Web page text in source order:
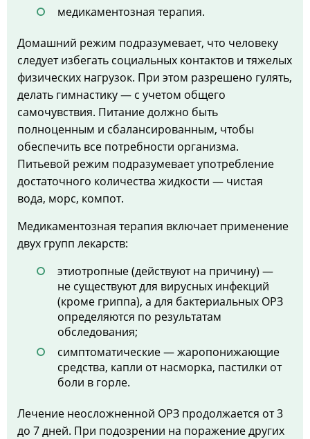
медикаментозная терапия.
Домашний режим подразумевает, что человеку
следует избегать социальных контактов и тяжелых
физических нагрузок. При этом разрешено гулять,
делать гимнастику — с учетом общего
самочувствия. Питание должно быть
полноценным и сбалансированным, чтобы
обеспечить все потребности организма.
Питьевой режим подразумевает употребление
достаточного количества жидкости — чистая
вода, морс, компот.
Медикаментозная терапия включает применение
двух групп лекарств:
этиотропные (действуют на причину) —
не существуют для вирусных инфекций
(кроме гриппа), а для бактериальных ОРЗ
определяются по результатам
обследования;
симптоматические — жаропонижающие
средства, капли от насморка, пастилки от
боли в горле.
Лечение неосложненной ОРЗ продолжается от 3
до 7 дней. При подозрении на поражение других